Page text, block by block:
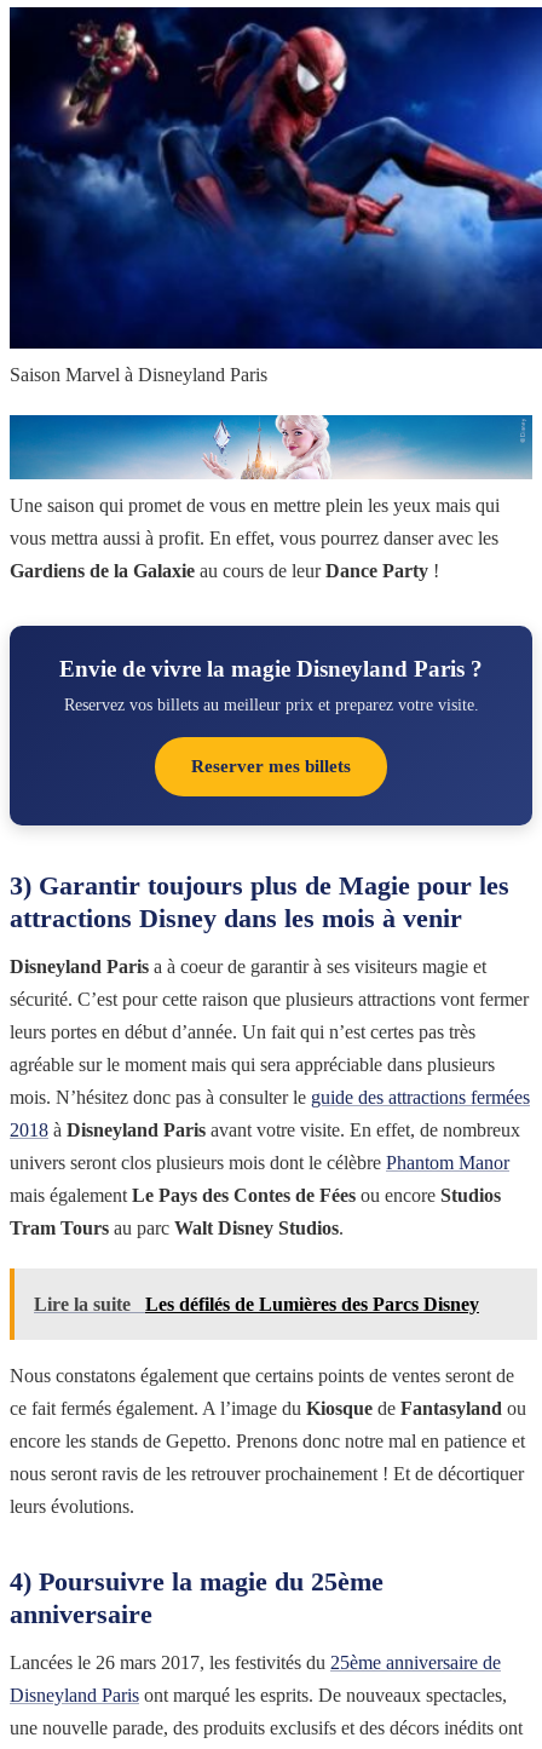
Saison Marvel à Disneyland Paris
Une saison qui promet de vous en mettre plein les yeux mais qui
vous mettra aussi à profit. En effet, vous pourrez danser avec les
Gardiens de la Galaxie au cours de leurDance Party !
Envie de vivre la magie Disneyland Paris ?
Reservez vos billets au meilleur prix et preparez votre visite.
Reserver mes billets
3) Garantir toujours plus de Magie pour les
attractions Disney dans les mois à venir
Disneyland Paris a à coeur de garantir à ses visiteurs magie et
sécurité. C’est pour cette raison que plusieurs attractions vont fermer
leurs portes en début d’année. Un fait qui n’est certes pas très
agréable sur le moment mais qui sera appréciable dans plusieurs
mois. N’hésitez donc pas à consulter le guide des attractions fermées
2018 à Disneyland Paris avant votre visite. En effet, de nombreux
univers seront clos plusieurs mois dont le célèbre Phantom Manor
mais également Le Pays des Contes de Fées ou encore Studios
Tram Tours au parc Walt Disney Studios.
Lire la suite Les défilés de Lumières des Parcs Disney
Nous constatons également que certains points de ventes seront de
ce fait fermés également. A l’image du Kiosque de Fantasyland ou
encore les stands de Gepetto. Prenons donc notre mal en patience et
nous seront ravis de les retrouver prochainement ! Et de décortiquer
leurs évolutions.
4) Poursuivre la magie du 25ème
anniversaire
Lancées le 26 mars 2017, les festivités du 25ème anniversaire de
Disneyland Paris ont marqué les esprits. De nouveaux spectacles,
une nouvelle parade, des produits exclusifs et des décors inédits ont